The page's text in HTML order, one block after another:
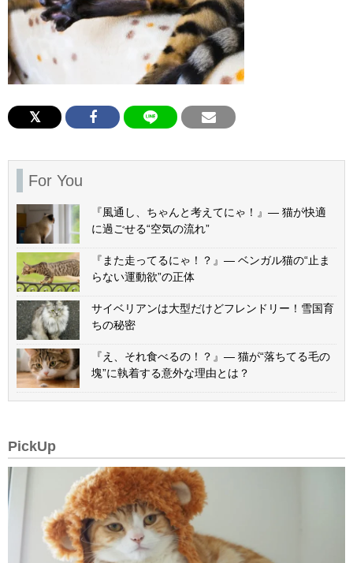
For You
『風通し、ちゃんと考えてにゃ！』— 猫が快適
に過ごせる“空気の流れ”
『また走ってるにゃ！？』— ベンガル猫の“止ま
らない運動欲”の正体
サイベリアンは大型だけどフレンドリー！雪国育
ちの秘密
『え、それ食べるの！？』— 猫が“落ちてる毛の
塊”に執着する意外な理由とは？
PickUp